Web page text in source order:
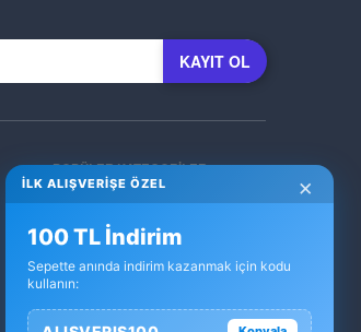
KAYIT OL
POPÜLER KATEGORİLER
Elektronik
Ev Dekorasyon
Giyim & Aksesuar
Kozmetik & Kişisel Bakım
Pet Shop
×
İLK ALIŞVERİŞE ÖZEL
100 TL İndirim
Sepette anında indirim kazanmak için kodu
kullanın: